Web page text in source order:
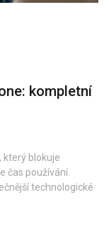
kompletní
který blokuje
čas používání.
technologické